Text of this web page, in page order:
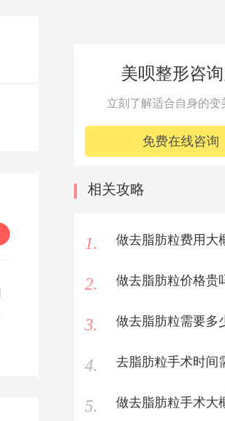
美呗整形咨
立刻了解适合自身的变
免费在线咨询
相关攻略
1.
2. 做去脂肪粒价格贵
3.
4.
5.